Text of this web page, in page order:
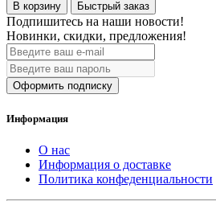
В корзину Быстрый заказ
Подпишитесь на наши новости!
Новинки, скидки, предложения!
Оформить подписку
Информация
О нас
Информация о доставке
Политика конфеденциальности